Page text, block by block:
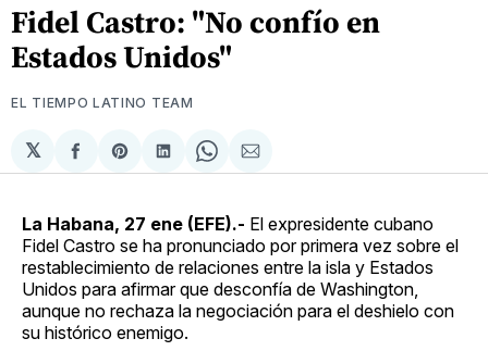
Fidel Castro: "No confío en
Estados Unidos"
EL TIEMPO LATINO TEAM
𝕏
Compartir
en
Share
on
Compartir
en
Share
on
Compartir
via
La Habana, 27 ene (EFE).- El expresidente cubano
Fidel Castro se ha pronunciado por primera vez sobre el
restablecimiento de relaciones entre la isla y Estados
Unidos para afirmar que desconfía de Washington,
aunque no rechaza la negociación para el deshielo con
su histórico enemigo.